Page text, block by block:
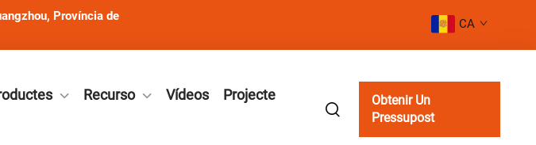
Província de
CA
Recurso Vídeos
Projecte
Obtenir Un
Pressupost